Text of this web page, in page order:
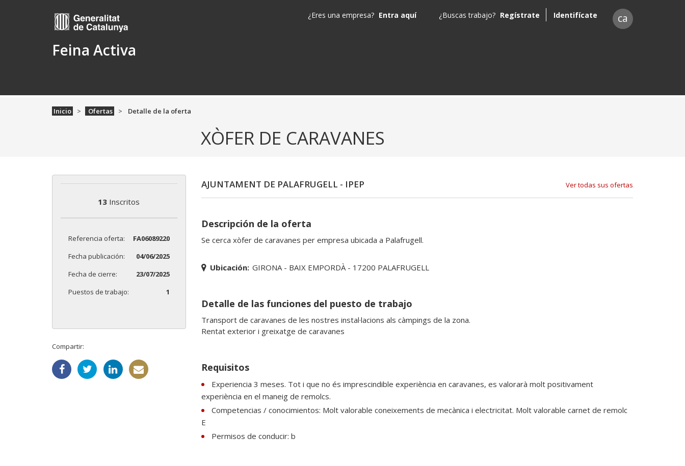
Feina Activa
¿Eres una empresa? Entra aquí ¿Buscas trabajo? Regístrate Identifícate ca
Inicio Ofertas Detalle de la oferta
XÒFER DE CARAVANES
13 Inscritos
Referencia oferta:
FA06089220
Fecha publicación:
04/06/2025
Fecha de cierre:
23/07/2025
Puestos de trabajo:
1
Compartir:
AJUNTAMENT DE PALAFRUGELL - IPEP Ver todas sus ofertas
Descripción de la oferta
Se cerca xòfer de caravanes per empresa ubicada a Palafrugell.
Ubicación: GIRONA - BAIX EMPORDÀ - 17200 PALAFRUGELL
Detalle de las funciones del puesto de trabajo
Transport de caravanes de les nostres instal·lacions als càmpings de la zona.
Rentat exterior i greixatge de caravanes
Requisitos
Experiencia 3 meses. Tot i que no és imprescindible experiència en caravanes, es valorarà molt positivament
experiència en el maneig de remolcs.
Competencias / conocimientos: Molt valorable coneixements de mecànica i electricitat. Molt valorable carnet de remolc
E
Permisos de conducir: b